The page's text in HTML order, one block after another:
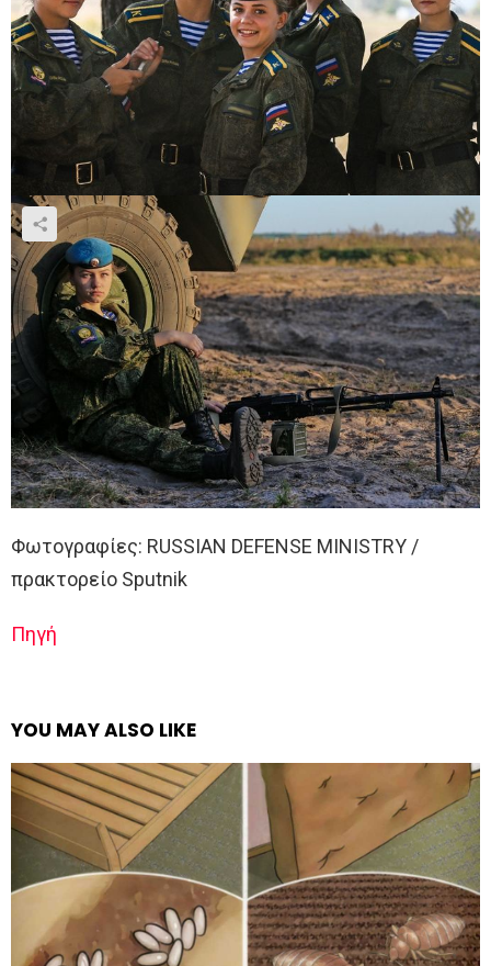
Φωτογραφίες: RUSSIAN DEFENSE MINISTRY /
πρακτορείο Sputnik
Πηγή
YOU MAY ALSO LIKE